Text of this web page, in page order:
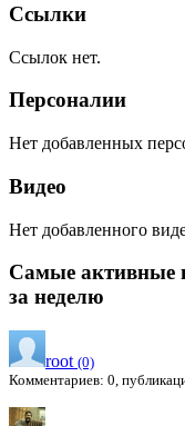
Ссылки
Ссылок нет.
Персоналии
Нет добавленных
Видео
Нет добавленного
Самые активные
за неделю
root (0)
Комментариев: 0,